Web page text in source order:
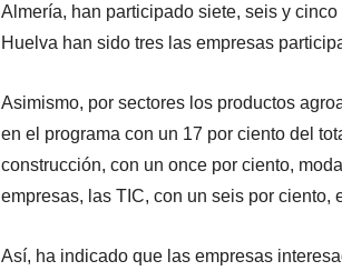
Almería, han participado siete, seis y
Huelva han sido tres las empresas
Asimismo, por sectores los productos
en el programa con un 17 por ciento del
construcción, con un once por ciento,
empresas, las TIC, con un seis por ciento,
Así, ha indicado que las empresas